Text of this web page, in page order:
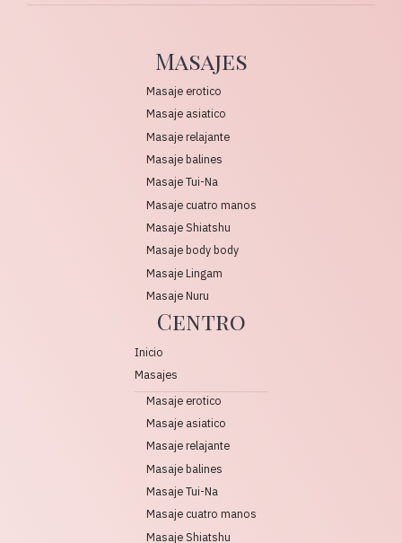
Masajes
Masaje erotico
Masaje asiatico
Masaje relajante
Masaje balines
Masaje Tui-Na
Masaje cuatro manos
Masaje Shiatshu
Masaje body body
Masaje Lingam
Masaje Nuru
Centro
Inicio
Masajes
Masaje erotico
Masaje asiatico
Masaje relajante
Masaje balines
Masaje Tui-Na
Masaje cuatro manos
Masaje Shiatshu